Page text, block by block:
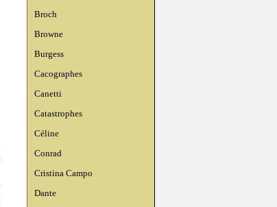
Broch
Browne
Burgess
Cacographes
Canetti
Catastrophes
Céline
Conrad
Cristina Campo
Dante